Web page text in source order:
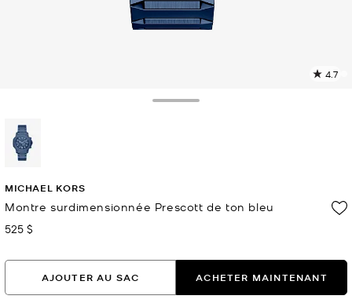
4.7
MICHAEL KORS
Montre surdimensionnée Prescott de ton bleu
maintenant
525 $
AJOUTER AU SAC ACHETER MAINTENANT